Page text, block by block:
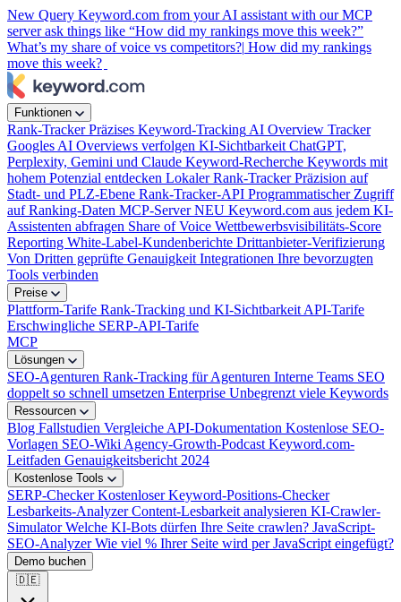
New Query Keyword.com from your AI assistant with our MCP
server ask things like “How did my rankings move this week?”
What’s my share of voice vs competitors?| How did my rankings
move this week?
Funktionen
Rank-TrackerPräzises Keyword-Tracking AI Overview Tracker
Googles AI Overviews verfolgen KI-Sichtbarkeit ChatGPT,
Perplexity, Gemini und Claude Keyword-Recherche Keywords mit
hohem Potenzial entdecken Lokaler Rank-TrackerPräzision auf
Stadt- und PLZ-Ebene Rank-Tracker-API Programmatischer Zugriff
auf Ranking-Daten MCP-ServerNEU Keyword.com aus jedem KI-
Assistenten abfragen Share of Voice Wettbewerbsvisibilitäts-Score
Reporting White-Label-Kundenberichte Drittanbieter-Verifizierung
Von Dritten geprüfte Genauigkeit Integrationen Ihre bevorzugten
Tools verbinden
Preise
Plattform-Tarife Rank-Tracking und KI-Sichtbarkeit API-Tarife
Erschwingliche SERP-API-Tarife
MCP
Lösungen
SEO-Agenturen Rank-Tracking für Agenturen Interne Teams SEO
doppelt so schnell umsetzen Enterprise Unbegrenzt viele Keywords
Ressourcen
Blog Fallstudien Vergleiche API-Dokumentation Kostenlose SEO-
Vorlagen SEO-Wiki Agency-Growth-Podcast Keyword.com-
Leitfaden Genauigkeitsbericht 2024
Kostenlose Tools
SERP-CheckerKostenloser Keyword-Positions-Checker
Lesbarkeits-AnalyzerContent-Lesbarkeit analysieren KI-Crawler-
SimulatorWelche KI-Bots dürfen Ihre Seite crawlen? JavaScript-
SEO-AnalyzerWie viel % Ihrer Seite wird per JavaScript eingefügt?
Demo buchen
🇩🇪